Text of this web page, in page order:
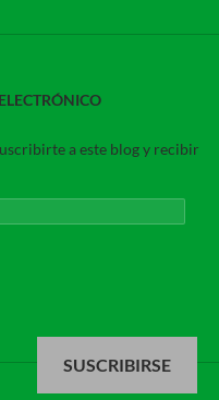
a este blog y recibir
SUSCRIBIRSE